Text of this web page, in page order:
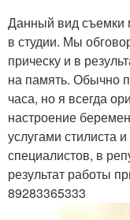
Данный вид съемки
в студии. Мы
прическу и в
на память. Обычно
часа, но я всегда
настроение
услугами стилиста
специалистов, в
результат работы
89283365333